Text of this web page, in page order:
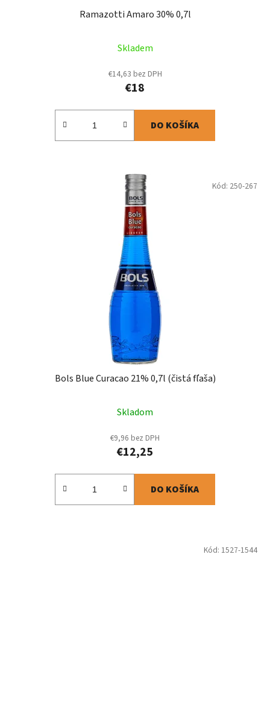
Ramazotti Amaro 30% 0,7l
Skladem
€14,63 bez DPH
€18
DO KOŠÍKA
Bols Blue Curacao 21% 0,7l (čistá fľaša)
Skladom
€9,96 bez DPH
€12,25
DO KOŠÍKA
Kód: 250-267
Kód: 1527-1544